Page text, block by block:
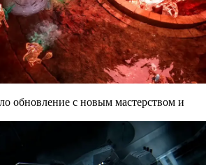
обновление с новым мастерством и